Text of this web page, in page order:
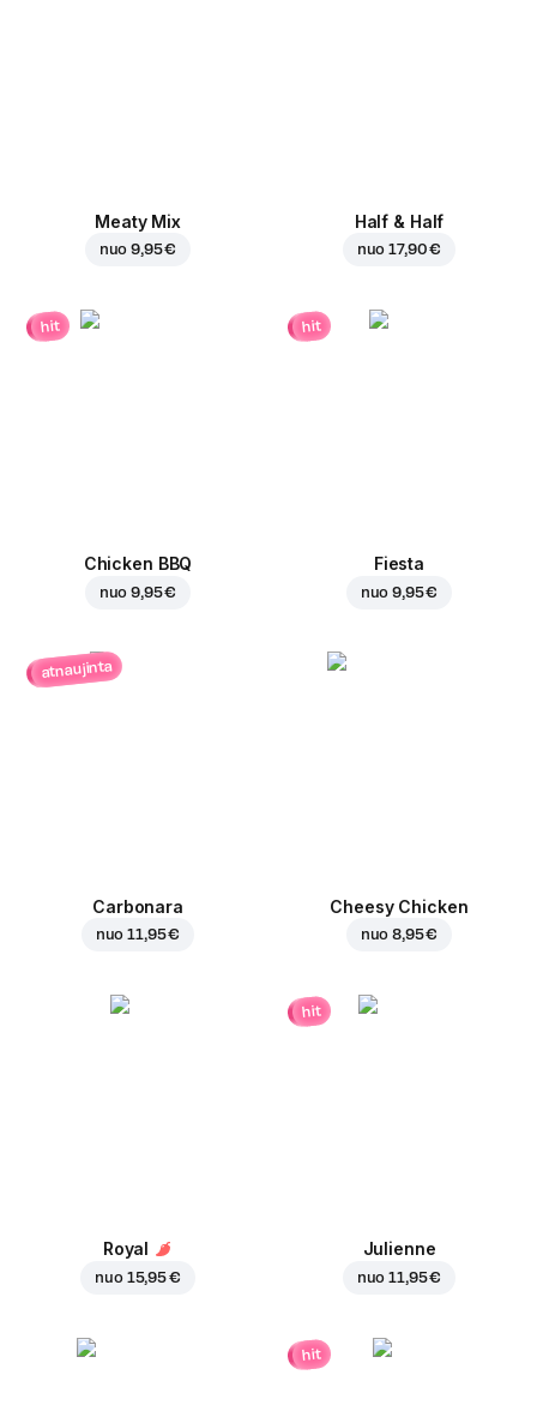
Meaty Mix
nuo9,95 €
Half & Half
nuo17,90 €
hit
Chicken BBQ
nuo9,95 €
hit
Fiesta
nuo9,95 €
atnaujinta
Carbonara
nuo11,95 €
Cheesy Chicken
nuo8,95 €
Royal
nuo 15,95 €
hit
Julienne
nuo11,95 €
hit